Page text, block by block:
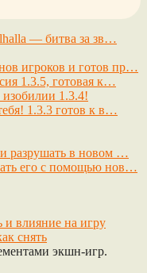
— битва за зв…
игроков и готов пр…
1.3.5, готовая к…
1.3.4!
1.3.3 готов к в…
и разрушать в новом …
его с помощью нов…
снять
экшн-игр.